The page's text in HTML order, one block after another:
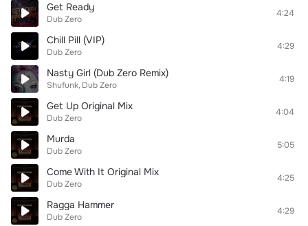
Get Ready
Dub Zero
4:24
Chill Pill (VIP)
Dub Zero
4:29
Nasty Girl (Dub Zero Remix)
Shufunk Dub Zero
4:19
Get Up Original Mix
Dub Zero
4:04
Murda
Dub Zero
5:05
Come With It Original Mix
Dub Zero
4:25
Ragga Hammer
Dub Zero
4:29